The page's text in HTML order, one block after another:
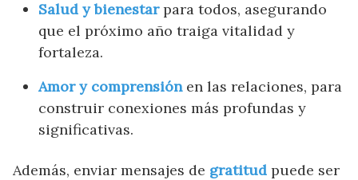
Salud y bienestarpara todos, asegurando
que el próximo año traiga vitalidad y
fortaleza.
Amor y comprensiónen las relaciones, para
construir conexiones más profundas y
significativas.
Además, enviar mensajes de gratitud puede ser